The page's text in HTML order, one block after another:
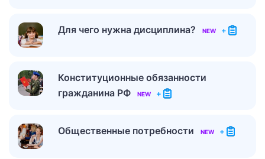
Для чего нужна дисциплина? NEW +
Конституционные обязанности
гражданина РФ
NEW +
Общественные потребности NEW +